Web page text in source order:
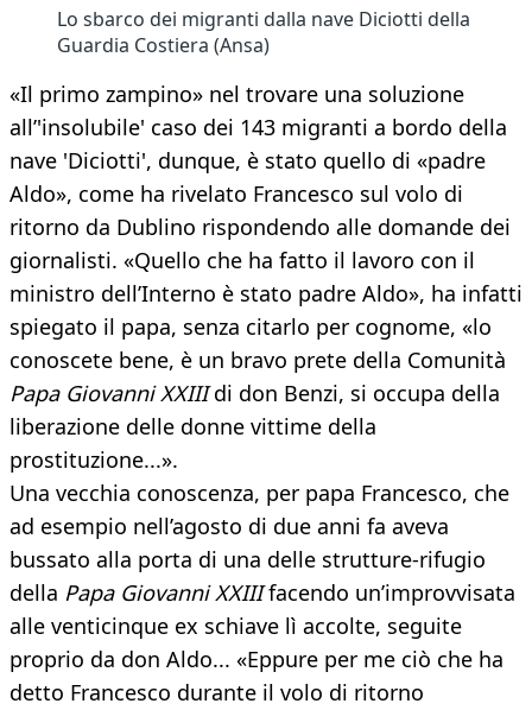
Lo sbarco dei migranti dalla nave Diciotti della
Guardia Costiera (Ansa)
«Il primo zampino» nel trovare una soluzione
all’'insolubile' caso dei 143 migranti a bordo della
nave 'Diciotti', dunque, è stato quello di «padre
Aldo», come ha rivelato Francesco sul volo di
ritorno da Dublino rispondendo alle domande dei
giornalisti. «Quello che ha fatto il lavoro con il
ministro dell’Interno è stato padre Aldo», ha infatti
spiegato il papa, senza citarlo per cognome, «lo
conoscete bene, è un bravo prete della Comunità
Papa Giovanni XXIIIdi don Benzi, si occupa della
liberazione delle donne vittime della
prostituzione...».
Una vecchia conoscenza, per papa Francesco, che
ad esempio nell’agosto di due anni fa aveva
bussato alla porta di una delle strutture-rifugio
della Papa Giovanni XXIIIfacendo un’improvvisata
alle venticinque ex schiave lì accolte, seguite
proprio da don Aldo... «Eppure per me ciò che ha
detto Francesco durante il volo di ritorno